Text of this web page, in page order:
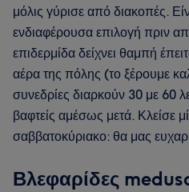
μόλις γύρισε από διακοπές.
ενδιαφέρουσα επιλογή πριν
επιδερμίδα δείχνει θαμπή
αέρα της πόλης (το ξέρουμε
συνεδρίες διαρκούν 30 με 60
βαφτείς αμέσως μετά. Κλείσε
σαββατοκύριακο: θα μας
Βλεφαρίδες